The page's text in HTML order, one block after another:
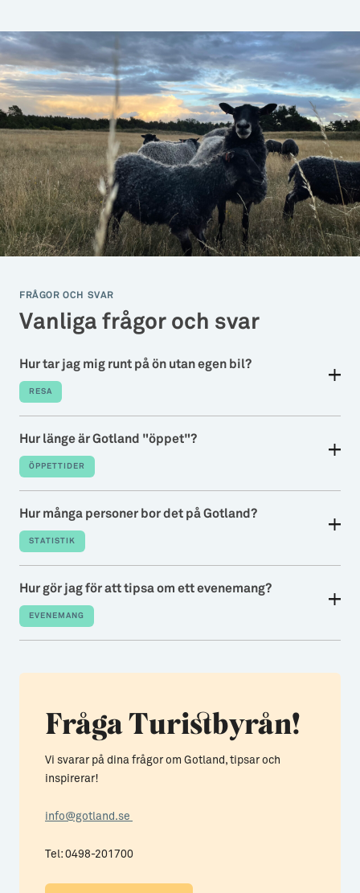
FRÅGOR OCH SVAR
Vanliga frågor och svar
Hur tar jag mig runt på ön utan egen bil?
RESA
Hur länge är Gotland "öppet"?
ÖPPETTIDER
Hur många personer bor det på Gotland?
STATISTIK
Hur gör jag för att tipsa om ett evenemang?
EVENEMANG
Fråga Turistbyrån!
Vi svarar på dina frågor om Gotland, tipsar och
inspirerar!
info@gotland.se
Tel: 0498-201700